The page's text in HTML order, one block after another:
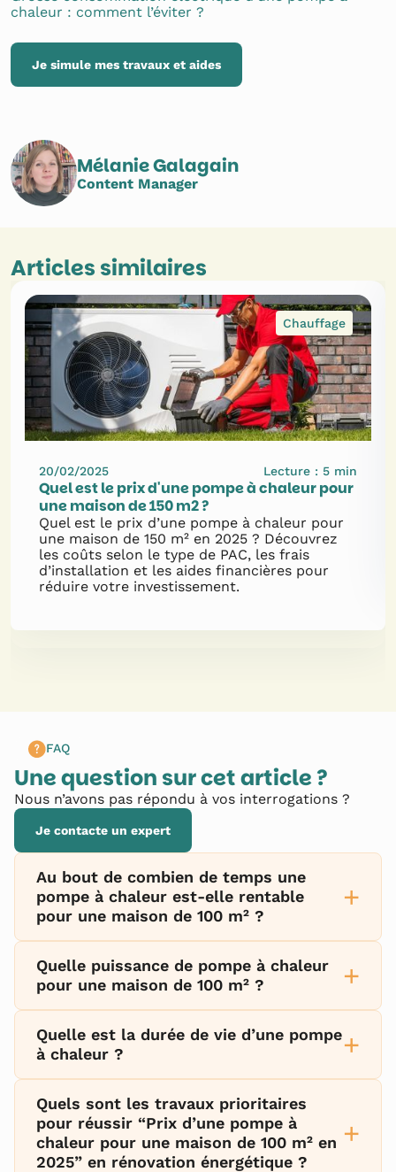
chaleur : comment l’éviter ?
Je simule mes travaux et aides
Mélanie Galagain
Content Manager
Articles similaires
Chauffage
20/02/2025 Lecture : 5 min
Quel est le prix d'une pompe à chaleur pour
une maison de 150 m2 ?
Quel est le prix d’une pompe à chaleur pour
une maison de 150 m² en 2025 ? Découvrez
les coûts selon le type de PAC, les frais
d’installation et les aides financières pour
réduire votre investissement.
FAQ
Une question sur cet article ?
Nous n’avons pas répondu à vos interrogations ?
Je contacte un expert
Au bout de combien de temps une
pompe à chaleur est-elle rentable
pour une maison de 100 m² ?
+
Quelle puissance de pompe à chaleur
pour une maison de 100 m² ?
+
Quelle est la durée de vie d’une pompe
à chaleur ?
+
Quels sont les travaux prioritaires
pour réussir “Prix d’une pompe à
chaleur pour une maison de 100 m² en
2025” en rénovation énergétique ?
+